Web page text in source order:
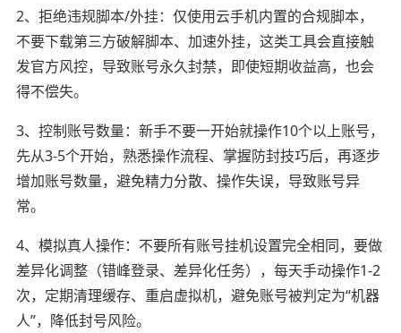
2、拒绝违规脚本/外挂：仅使用云手机内置的合规脚本，
不要下载第三方破解脚本、加速外挂，这类工具会直接触
发官方风控，导致账号永久封禁，即使短期收益高，也会
得不偿失。
3、控制账号数量：新手不要一开始就操作10个以上账号，
先从3-5个开始，熟悉操作流程、掌握防封技巧后，再逐步
增加账号数量，避免精力分散、操作失误，导致账号异
常。
4、模拟真人操作：不要所有账号挂机设置完全相同，要做
差异化调整（错峰登录、差异化任务），每天手动操作1-2
次，定期清理缓存、重启虚拟机，避免账号被判定为“机器
人”，降低封号风险。